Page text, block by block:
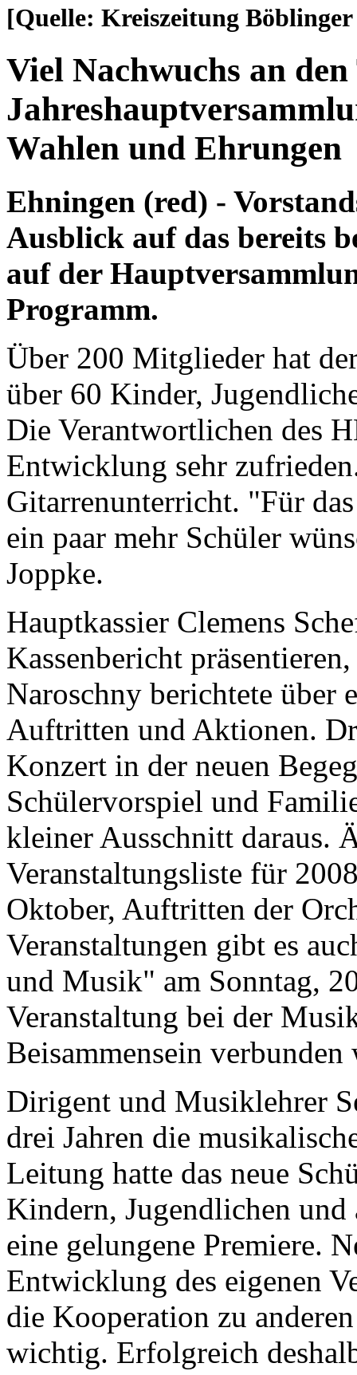
[Quelle: Kreiszeitung
Viel Nachwuchs an den
Wahlen und Ehrungen
Ehningen (red) -
Ausblick auf das bereits
auf der
Programm.
Über 200 Mitglieder hat
über 60 Kinder,
Die Verantwortlichen des
Entwicklung sehr
Gitarrenunterricht. "Für
ein paar mehr Schüler
Joppke.
Hauptkassier Clemens
Kassenbericht
Naroschny berichtete über
Auftritten und Aktionen.
Konzert in der neuen
Schülervorspiel und
kleiner Ausschnitt daraus.
Veranstaltungsliste für
Oktober, Auftritten der
Veranstaltungen gibt es
und Musik" am Sonntag,
Veranstaltung bei der
Beisammensein verbunden
Dirigent und Musiklehrer
drei Jahren die
Leitung hatte das neue
Kindern, Jugendlichen und
eine gelungene Premiere.
Entwicklung des eigenen
die Kooperation zu
wichtig. Erfolgreich